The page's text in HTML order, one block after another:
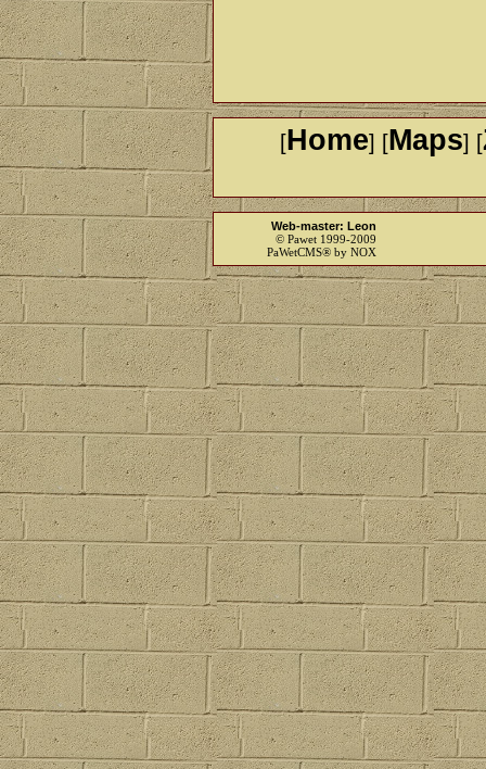
[Home] [Maps] [
Web-master: Leon
© Pawet 1999-2009
PaWetCMS® by NOX